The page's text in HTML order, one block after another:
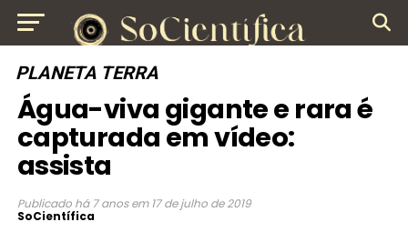
PLANETA TERRA
Água-viva gigante e rara é
capturada em vídeo:
assista
Publicado há 7 anos em 17 de julho de 2019
SoCientífica